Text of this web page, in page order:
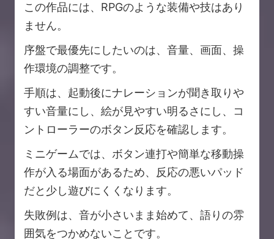
この作品には、RPGのような装備や技はあり
ません。
序盤で最優先にしたいのは、音量、画面、操
作環境の調整です。
手順は、起動後にナレーションが聞き取りや
すい音量にし、絵が見やすい明るさにし、コ
ントローラーのボタン反応を確認します。
ミニゲームでは、ボタン連打や簡単な移動操
作が入る場面があるため、反応の悪いパッド
だと少し遊びにくくなります。
失敗例は、音が小さいまま始めて、語りの雰
囲気をつかめないことです。